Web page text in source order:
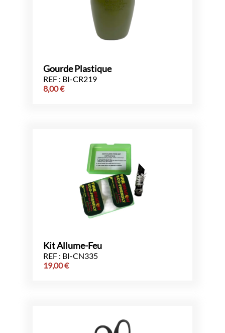
Gourde Plastique
REF : BI-CR219
8,00€
Kit Allume-Feu
REF : BI-CN335
19,00€